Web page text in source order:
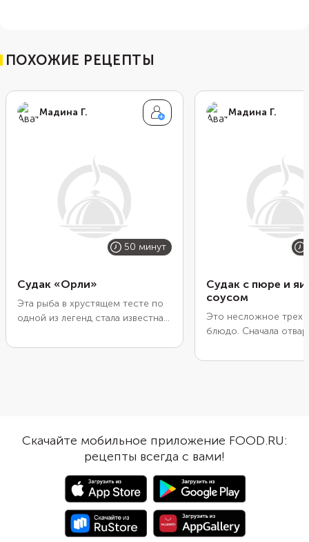
ПОХОЖИЕ РЕЦЕПТЫ
Мадина Г.
50 минут
Судак «Орли»
Эта рыба в хрустящем тесте по
одной из легенд стала известна
Мазепы Филиппу Орлику. Он
свой манер в честь владельца
заведения. По другой версии эта
рыба была коронным блюдом
ресторана по пути из Парижа в
пригород Орли. В любом случае
рыбу «Орли» обжаривают в
сметанно-яичном кляре,
который сохраняет все ее соки.
Мадина Г.
Судак с пюре и
соусом
Это несложное
блюдо. Сначала
белым вином и
сливочное масло,
свежий укроп.
украсив овощной
Скачайте мобильное приложение FOOD.RU:
рецепты всегда с вами!